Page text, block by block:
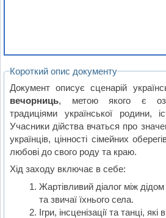
Короткий опис документу
Документ описує сценарій
вечорниць, метою якого є
традиціями української родини,
Учасники дійства вчаться про
українців, цінності сімейних
любові до свого роду та краю.
Хід заходу включає в себе:
Жартівливий діалог між
та звичаї їхнього села.
Ігри, інсценізації та танці,